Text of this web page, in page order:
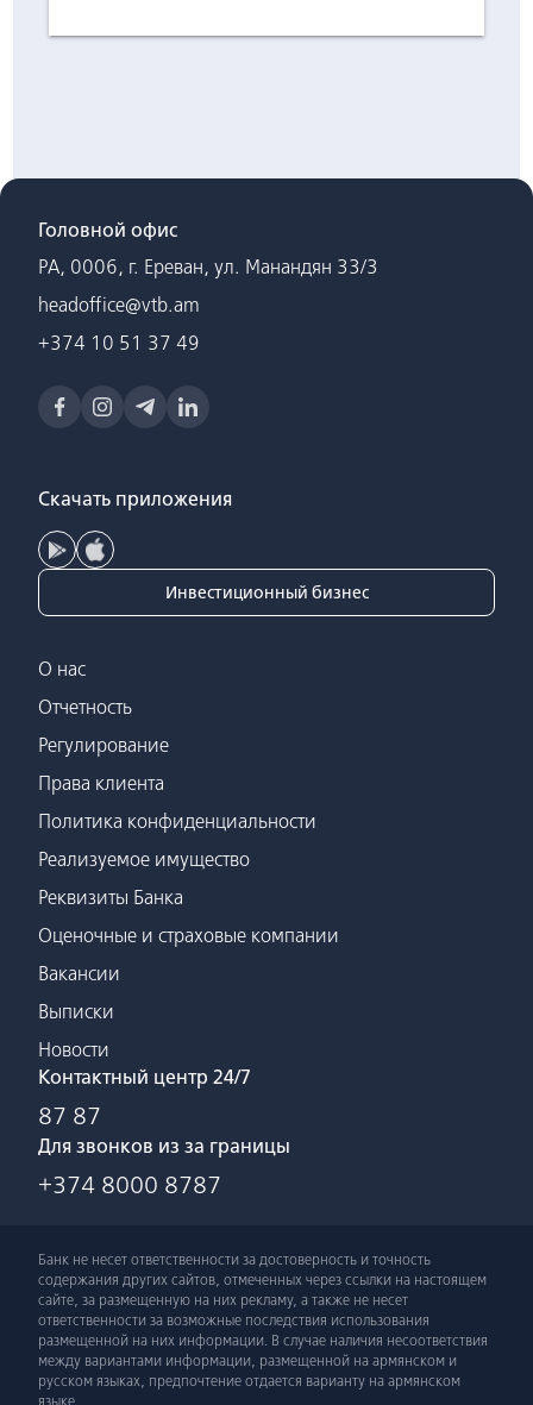
Головной офис
РА, 0006, г. Ереван, ул. Манандян 33/3
headoffice@vtb.am
+374 10 51 37 49
Скачать приложения
Инвестиционный бизнес
О нас
Отчетность
Регулирование
Права клиента
Политика конфиденциальности
Реализуемое имущество
Реквизиты Банка
Оценочные и страховые компании
Вакансии
Выписки
Новости
Контактный центр 24/7
87 87
Для звонков из за границы
+374 8000 8787
Банк не несет ответственности за достоверность и точность
содержания других сайтов, отмеченных через ссылки на настоящем
сайте, за размещенную на них рекламу, а также не несет
ответственности за возможные последствия использования
размещенной на них информации. В случае наличия несоответствия
между вариантами информации, размещенной на армянском и
русском языках, предпочтение отдается варианту на армянском
языке.